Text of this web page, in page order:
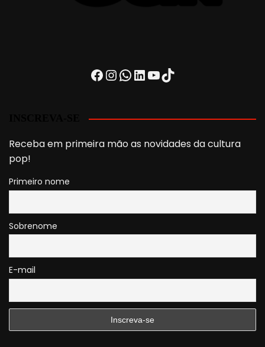
Facebook
Instagram
WhatsApp
LinkedIn
Youtube
TikTok
Receba em primeira mão as novidades da cultura
pop!
Primeiro nome
Sobrenome
E-mail